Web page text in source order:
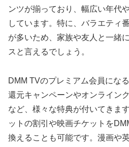
ンツが揃っており、幅広い年代
しています。特に、バラエティ
が多いため、家族や友人と一緒
スと言えるでしょう。
DMM TVのプレミアム会員にな
還元キャンペーンやオンライン
など、様々な特典が付いてきま
ットの割引や映画チケットを
換えることも可能です。漫画や